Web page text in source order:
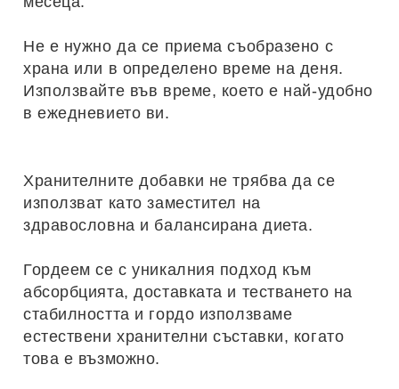
Не е нужно да се приема съобразено с
храна или в определено време на деня.
Използвайте във време, което е най-удобно
в ежедневието ви.
Хранителните добавки не трябва да се
използват като заместител на
здравословна и балансирана диета.
Гордеем се с уникалния подход към
абсорбцията, доставката и тестването на
стабилността и гордо използваме
естествени хранителни съставки, когато
това е възможно.